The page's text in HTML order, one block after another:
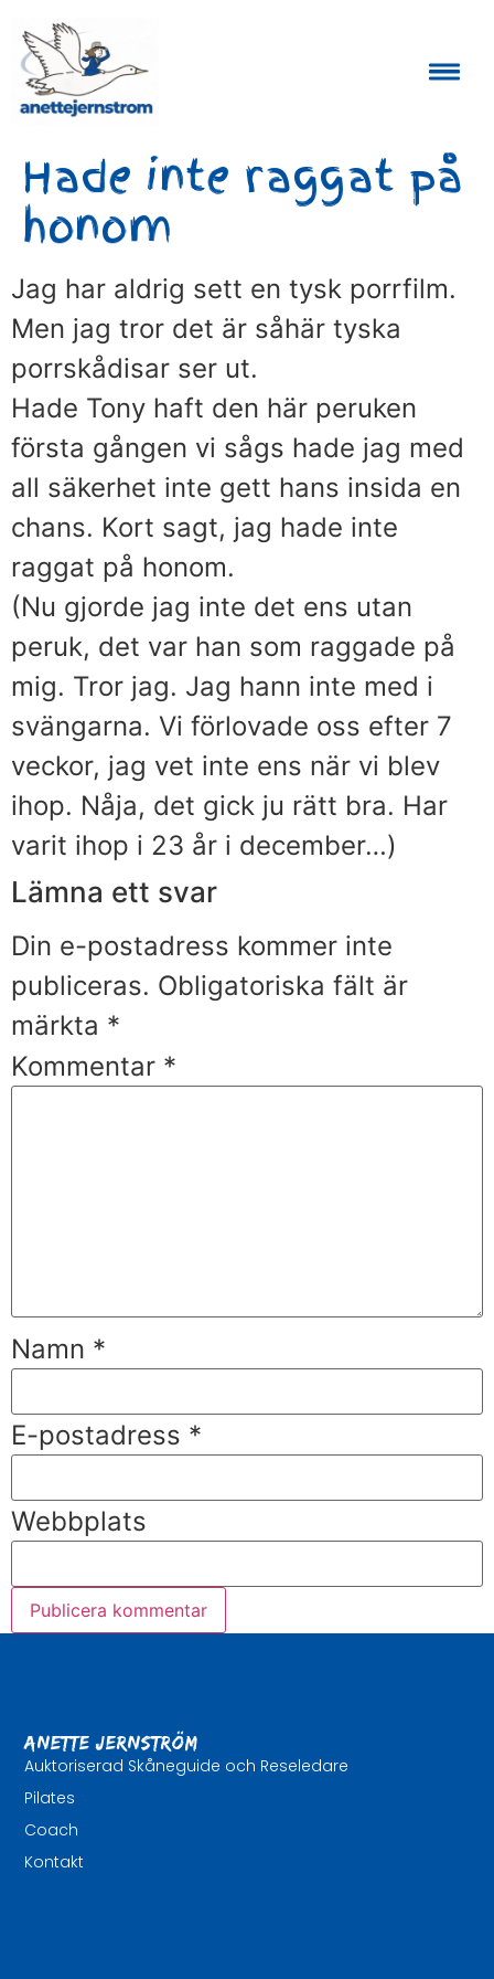
Hade inte raggat på
honom
Jag har aldrig sett en tysk porrfilm.
Men jag tror det är såhär tyska
porrskådisar ser ut.
Hade Tony haft den här peruken
första gången vi sågs hade jag med
all säkerhet inte gett hans insida en
chans. Kort sagt, jag hade inte
raggat på honom.
(Nu gjorde jag inte det ens utan
peruk, det var han som raggade på
mig. Tror jag. Jag hann inte med i
svängarna. Vi förlovade oss efter 7
veckor, jag vet inte ens när vi blev
ihop. Nåja, det gick ju rätt bra. Har
varit ihop i 23 år i december…)
Lämna ett svar
Din e-postadress kommer inte
publiceras. Obligatoriska fält är
märkta *
Kommentar *
Namn *
E-postadress *
Webbplats
Anette Jernström
Auktoriserad Skåneguide och Reseledare
Pilates
Coach
Kontakt